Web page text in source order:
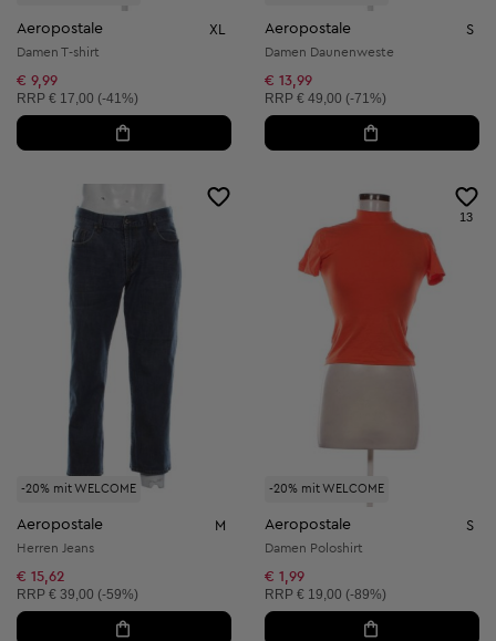
Aeropostale XL
Damen T-shirt
€ 9,99
Unverbindliche Preisempfehlung:
RRP € 17,00 (-41%)
Aeropostale S
Damen Daunenweste
€ 13,99
Unverbindliche Preisempfehlung:
RRP € 49,00 (-71%)
-20% mit WELCOME
Aeropostale M
Herren Jeans
€ 15,62
Unverbindliche Preisempfehlung:
RRP € 39,00 (-59%)
-20% mit WELCOME
13
Aeropostale S
Damen Poloshirt
€ 1,99
Unverbindliche Preisempfehlung:
RRP € 19,00 (-89%)